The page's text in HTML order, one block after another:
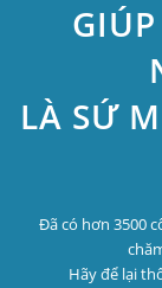
LÀ SỨ
Đã có hơn 3500
Hãy để lại